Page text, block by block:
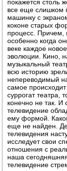
покажется
все еще слишком
машинку с
коконе старых
процесс. Причем,
особенно когда
веке каждое
эволюции. Кино,
музыкальный
всю историю
непереводимый
самое
суррогат театра,
конечно не так. И
телевидение
ему формой.
еще не найден.
телевидения
исследует свои
отношения с
наша
телевидение